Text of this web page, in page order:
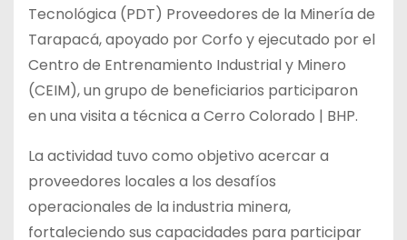
Tecnológica (PDT) Proveedores de la Minería de
Tarapacá, apoyado por Corfo y ejecutado por el
Centro de Entrenamiento Industrial y Minero
(CEIM), un grupo de beneficiarios participaron
en una visita a técnica a Cerro Colorado | BHP.
La actividad tuvo como objetivo acercar a
proveedores locales a los desafíos
operacionales de la industria minera,
fortaleciendo sus capacidades para participar